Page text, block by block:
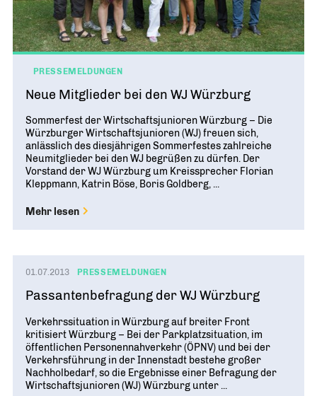
PRESSEMELDUNGEN
Neue Mitglieder bei den WJ Würzburg
Sommerfest der Wirtschaftsjunioren Würzburg – Die
Würzburger Wirtschaftsjunioren (WJ) freuen sich,
anlässlich des diesjährigen Sommerfestes zahlreiche
Neumitglieder bei den WJ begrüßen zu dürfen. Der
Vorstand der WJ Würzburg um Kreissprecher Florian
Kleppmann, Katrin Böse, Boris Goldberg, ...
Mehr lesen
01.07.2013 PRESSEMELDUNGEN
Passantenbefragung der WJ Würzburg
Verkehrssituation in Würzburg auf breiter Front
kritisiert Würzburg – Bei der Parkplatzsituation, im
öffentlichen Personennahverkehr (ÖPNV) und bei der
Verkehrsführung in der Innenstadt bestehe großer
Nachholbedarf, so die Ergebnisse einer Befragung der
Wirtschaftsjunioren (WJ) Würzburg unter ...